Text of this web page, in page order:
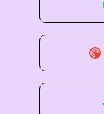
00:01:37: Er ist
00:01:39: Er
Künste Berlin